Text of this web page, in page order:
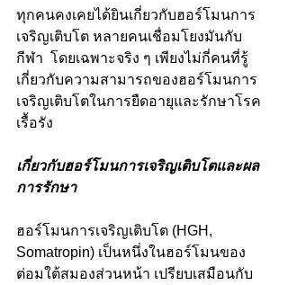
ทุกคนคงเคยได้ยินเกี่ยวกับฮอร์โมนการ
เจริญเติบโต หลายคนเชื่อมโยงมันกับ
กีฬา  โดยเฉพาะจริง ๆ เพียงไม่กี่คนที่รู้
เกี่ยวกับความสามารถของฮอร์โมนการ
เจริญเติบโตในการยืดอายุและรักษาโรค
เรื้อรัง
เกี่ยวกับฮอร์โมนการเจริญเติบโตและผล
การรักษา
ฮอร์โมนการเจริญเติบโต (HGH,
Somatropin) เป็นหนึ่งในฮอร์โมนของ
ต่อมใต้สมองส่วนหน้า เปรียบเสมือนกับ